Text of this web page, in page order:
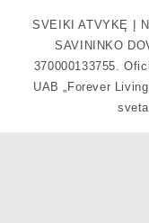
SVEIKI ATVYKĘ Į
SAVININKO
370000133755.
UAB „Forever